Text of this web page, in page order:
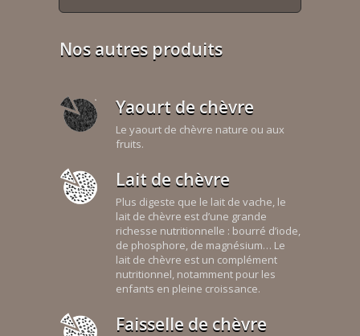
Nos autres produits
Yaourt de chèvre
Le yaourt de chèvre nature ou aux
fruits.
Lait de chèvre
Plus digeste que le lait de vache, le
lait de chèvre est d’une grande
richesse nutritionnelle : bourré d’iode,
de phosphore, de magnésium… Le
lait de chèvre est un complément
nutritionnel, notamment pour les
enfants en pleine croissance.
Faisselle de chèvre